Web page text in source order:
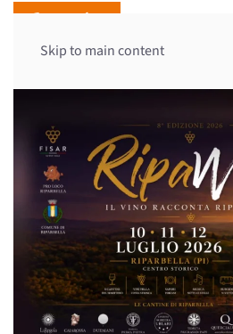
Skip to main content